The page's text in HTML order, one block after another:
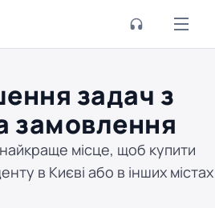
задач з
замовлення
місце, щоб купити
в Києві або в інших містах